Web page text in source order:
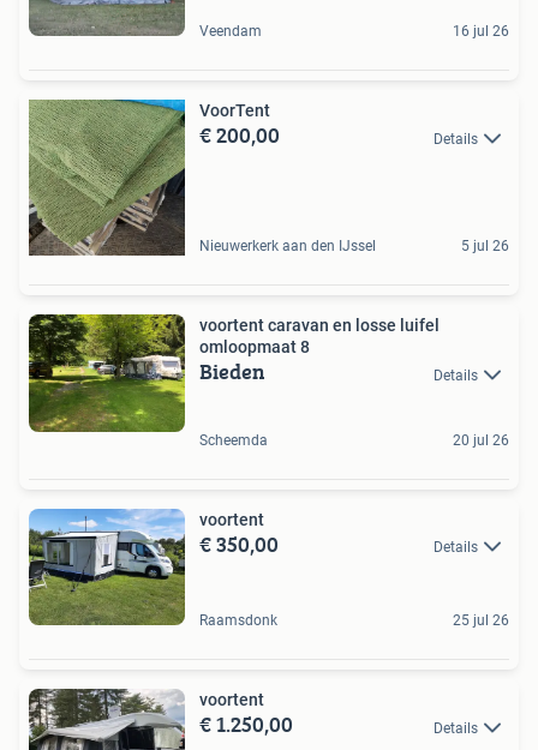
Veendam 16 jul 26
VoorTent
€ 200,00 Details
Nieuwerkerk aan den IJssel 5 jul 26
voortent caravan en losse luifel
omloopmaat 8
Bieden Details
Scheemda 20 jul 26
voortent
€ 350,00 Details
Raamsdonk 25 jul 26
voortent
€ 1.250,00 Details